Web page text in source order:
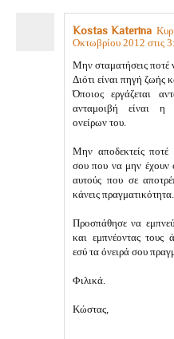
Kostas Katerina
Οκτωβρίου 2012 στις
Μην σταματήσεις ποτέ
Διότι είναι πηγή ζωής
Όποιος εργάζεται
ανταμοιβή είναι
ονείρων του.
Μην αποδεκτείς ποτέ
σου που να μην έχουν
αυτούς που σε
κάνεις πραγματικότητα.
Προσπάθησε να
και εμπνέοντας τους
εσύ τα όνειρά σου
Φιλικά.
Κώστας,